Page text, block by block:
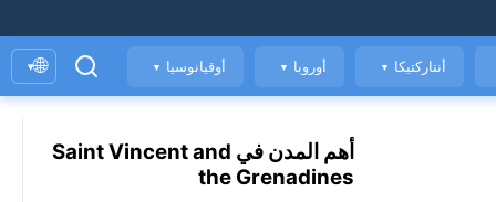
أنتاركتيكا ▼ أوروبا ▼ أوقيانوسيا ▼
🌐
▾
أهم المدن في Saint Vincent and
the Grenadines